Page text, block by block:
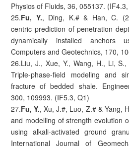
Physics of Fluids, 36, 055137.
25.Fu, Y., Ding, K.# & Han, C.
centric prediction of penetration
dynamically installed anchors
Computers and Geotechnics, 170,
26.Liu, J., Xue, Y., Wang, H., Li, S.,
Triple-phase-field modeling and
fracture of bedded shale.
300, 109993. (IF5.3, Q1)
27.Fu, Y., Xu, J.#, Luo, Z.# & Yang,
and modelling of strength evolution
using alkali-activated ground
International Journal of